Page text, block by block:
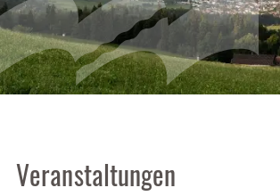
Veranstaltungen